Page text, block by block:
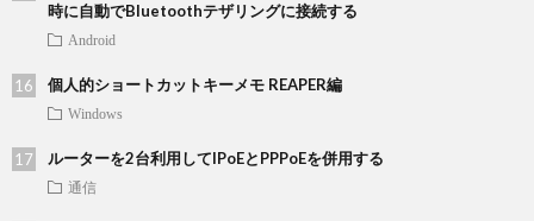
時に自動でBluetoothテザリングに接続する
Android
個人的ショートカットキーメモ REAPER編
Windows
ルーターを2台利用してIPoEとPPPoEを併用する
通信